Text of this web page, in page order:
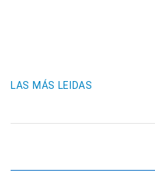
LAS MÁS LEIDAS